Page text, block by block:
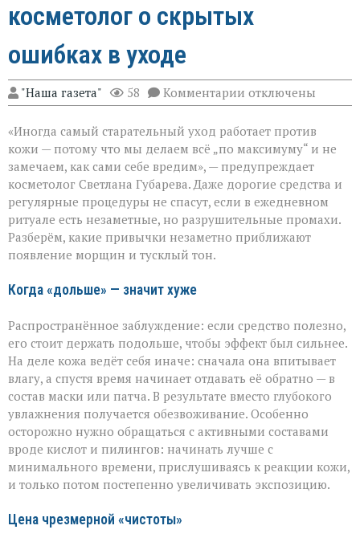
косметолог о скрытых
ошибках в уходе
"Наша газета" 58 Комментарии к
записи
думаете,
что
ухаживаете,
а
на
деле
ускоряете
старение»:
косметолог
отключены
«Иногда самый старательный уход работает против
кожи — потому что мы делаем всё „по максимуму“ и не
замечаем, как сами себе вредим», — предупреждает
косметолог Светлана Губарева. Даже дорогие средства и
регулярные процедуры не спасут, если в ежедневном
ритуале есть незаметные, но разрушительные промахи.
Разберём, какие привычки незаметно приближают
появление морщин и тусклый тон.
Когда «дольше» — значит хуже
Распространённое заблуждение: если средство полезно,
его стоит держать подольше, чтобы эффект был сильнее.
На деле кожа ведёт себя иначе: сначала она впитывает
влагу, а спустя время начинает отдавать её обратно — в
состав маски или патча. В результате вместо глубокого
увлажнения получается обезвоживание. Особенно
осторожно нужно обращаться с активными составами
вроде кислот и пилингов: начинать лучше с
минимального времени, прислушиваясь к реакции кожи,
и только потом постепенно увеличивать экспозицию.
Цена чрезмерной «чистоты»